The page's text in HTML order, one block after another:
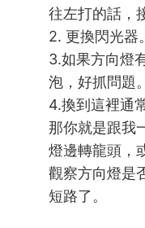
往左打的話，
2. 更換閃光器。
3.如果方向燈
泡，好抓問題。
4.換到這裡通
那你就是跟我
燈邊轉龍頭，
觀察方向燈是
短路了。